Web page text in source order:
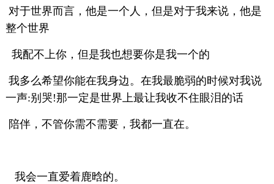
对于世界而言，他是一个人，但是对于我来说，他是
整个世界
我配不上你，但是我也想要你是我一个的
我多么希望你能在我身边。在我最脆弱的时候对我说
一声:别哭!那一定是世界上最让我收不住眼泪的话
陪伴，不管你需不需要，我都一直在。
我会一直爱着鹿晗的。